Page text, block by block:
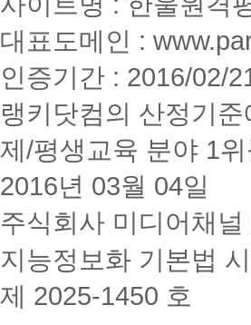
대표도메인 :
인증기간 : 2016/02/
랭키닷컴의 산정기
제/평생교육 분야 1
2016년 03월 04일
주식회사 미디어채
지능정보화 기본법
제 2025-1450 호